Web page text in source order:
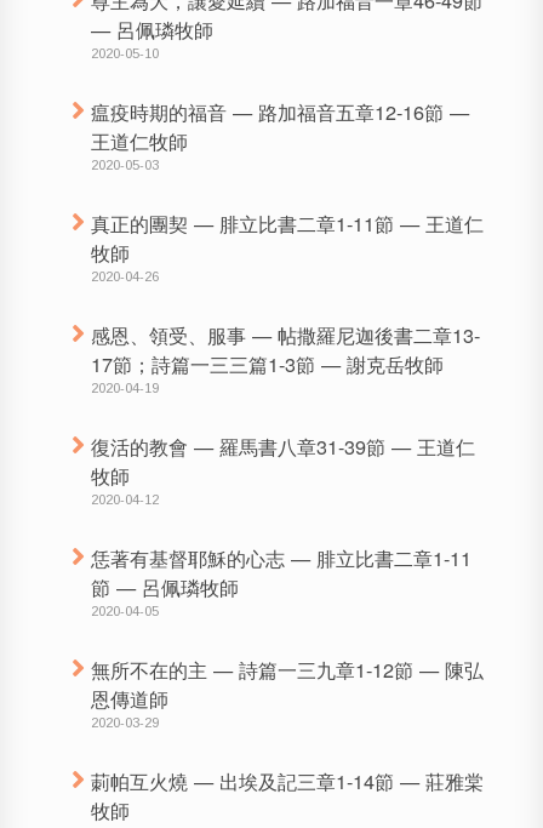
— 呂佩璘牧師
2020-05-10
瘟疫時期的福音 — 路加福音五章12-16節 —
王道仁牧師
2020-05-03
真正的團契 — 腓立比書二章1-11節 — 王道仁
牧師
2020-04-26
感恩、領受、服事 — 帖撒羅尼迦後書二章13-
17節；詩篇一三三篇1-3節 — 謝克岳牧師
2020-04-19
復活的教會 — 羅馬書八章31-39節 — 王道仁
牧師
2020-04-12
恁著有基督耶穌的心志 — 腓立比書二章1-11
節 — 呂佩璘牧師
2020-04-05
無所不在的主 — 詩篇一三九章1-12節 — 陳弘
恩傳道師
2020-03-29
莿帕互火燒 — 出埃及記三章1-14節 — 莊雅棠
牧師